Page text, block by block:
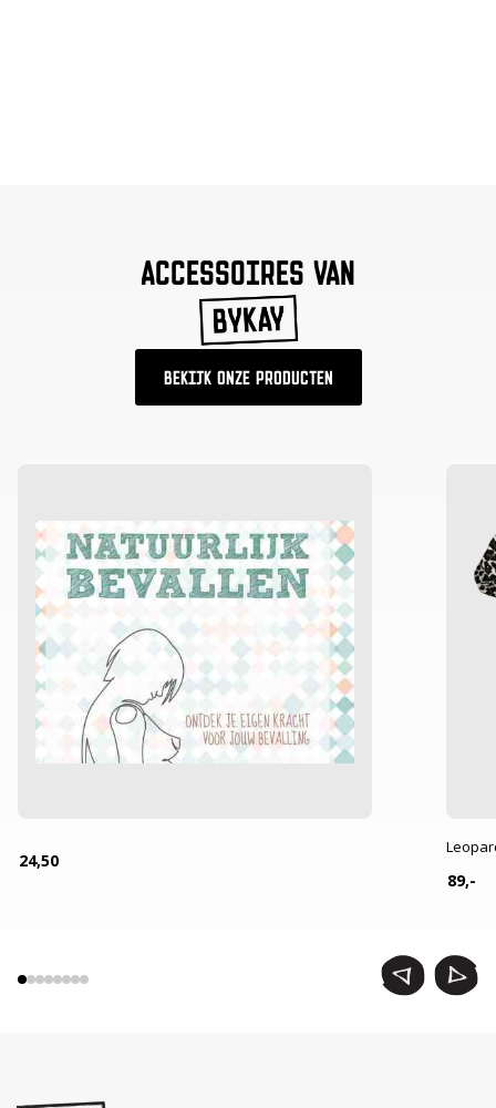
ACCESSOIRES VAN
BEKIJK ONZE PRODUCTEN
24,50
89,-